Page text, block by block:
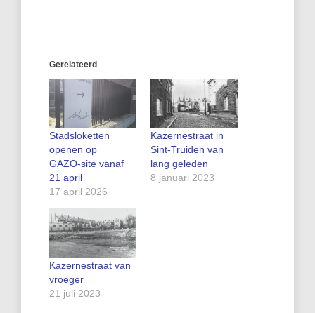
Gerelateerd
Stadsloketten
openen op
GAZO‑site vanaf
21 april
17 april 2026
Kazernestraat in
Sint-Truiden van
lang geleden
8 januari 2023
Kazernestraat van
vroeger
21 juli 2023